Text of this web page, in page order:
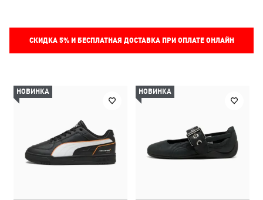
СКИДКА 5%И БЕСПЛАТНАЯ ДОСТАВКА ПРИ ОПЛАТЕ ОНЛАЙН
НОВИНКА НОВИНКА